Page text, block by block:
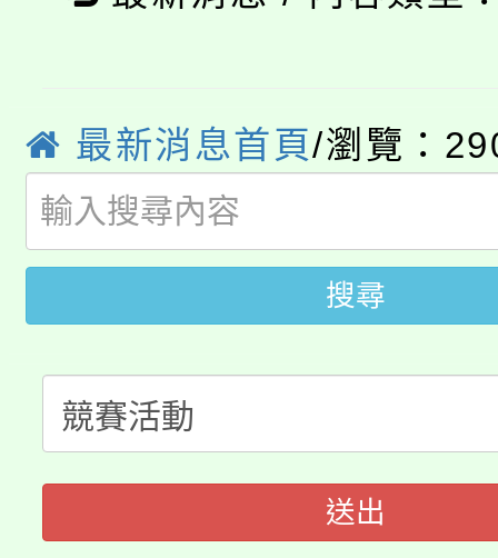
局官網。
8月14至27日，桃園電
開!
115年桃園市運動會8/
田徑場及游泳池舉行。
桃園市低收入戶享有免
視費優惠，中低收入戶
半價優惠，詳情可洽有
者。
大園自造教育及科技
份教師增能研習
份教師研習
淨零綠生活教案入校路
會
115年食農教育專業人
程
最新消息首頁/瀏覽：
搜尋
送出